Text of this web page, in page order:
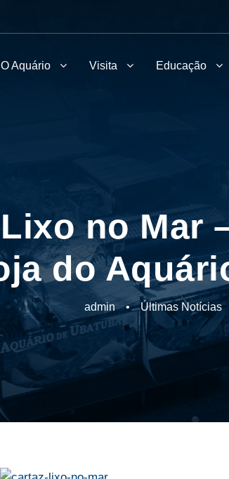
O Aquário Visita Educação
no Mar
do
admin • Últimas Notícias